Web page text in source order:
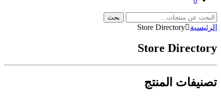
البحث
عن:
بحث
الرئيسية Store Directory
Store Directory
تصنيفات المنتج